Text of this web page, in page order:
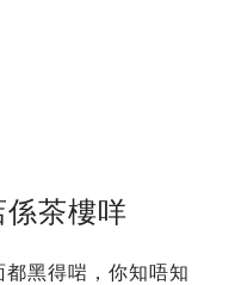
茶樓咩
黑得啱，你知唔知